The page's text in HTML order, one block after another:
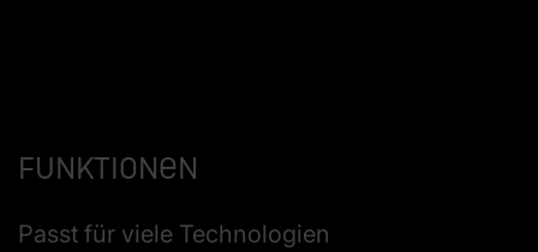
Funktionen
Passt für viele Technologien